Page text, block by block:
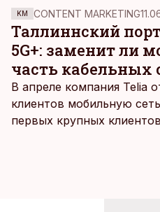
введено освобождение
налога в размере
сообщаетrus.err.ee.
KM CONTENT MARKETING
Таллиннский
5G+: заменит ли
часть кабельных
В апреле компания Telia
клиентов мобильную
первых крупных